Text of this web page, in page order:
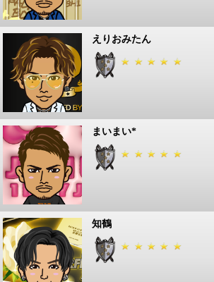
えりおみたん
まいまい*
知鶴